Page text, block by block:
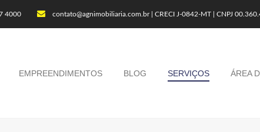
4000 contato@agnimobiliaria.com.br | CRECI J-0842-MT | CNPJ
EMPREENDIMENTOS BLOG SERVIÇOS ÁREA